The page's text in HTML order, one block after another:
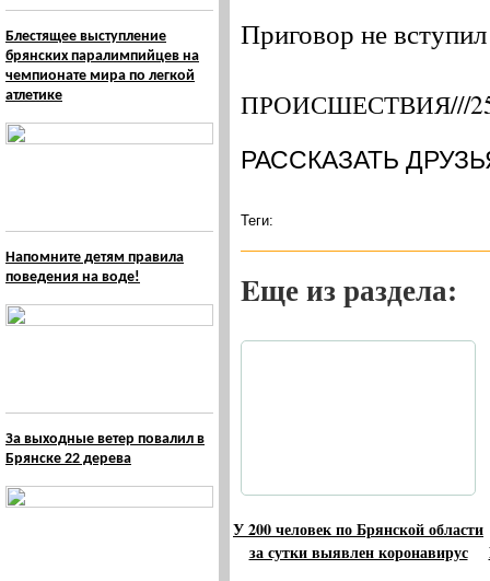
Блестящее выступление
брянских паралимпийцев на
чемпионате мира по легкой
атлетике
Напомните детям правила
поведения на воде!
За выходные ветер повалил в
Брянске 22 дерева
Приговор не
ПРОИСШЕСТВИЯ///
РАССКАЗАТЬ
Теги:
Eще из раздела:
У 200 человек по Брянской области
за сутки выявлен коронавирус